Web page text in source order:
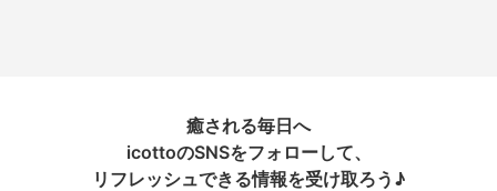
癒される毎日へ
icottoのSNSをフォローして、
リフレッシュできる情報を受け取ろう♪